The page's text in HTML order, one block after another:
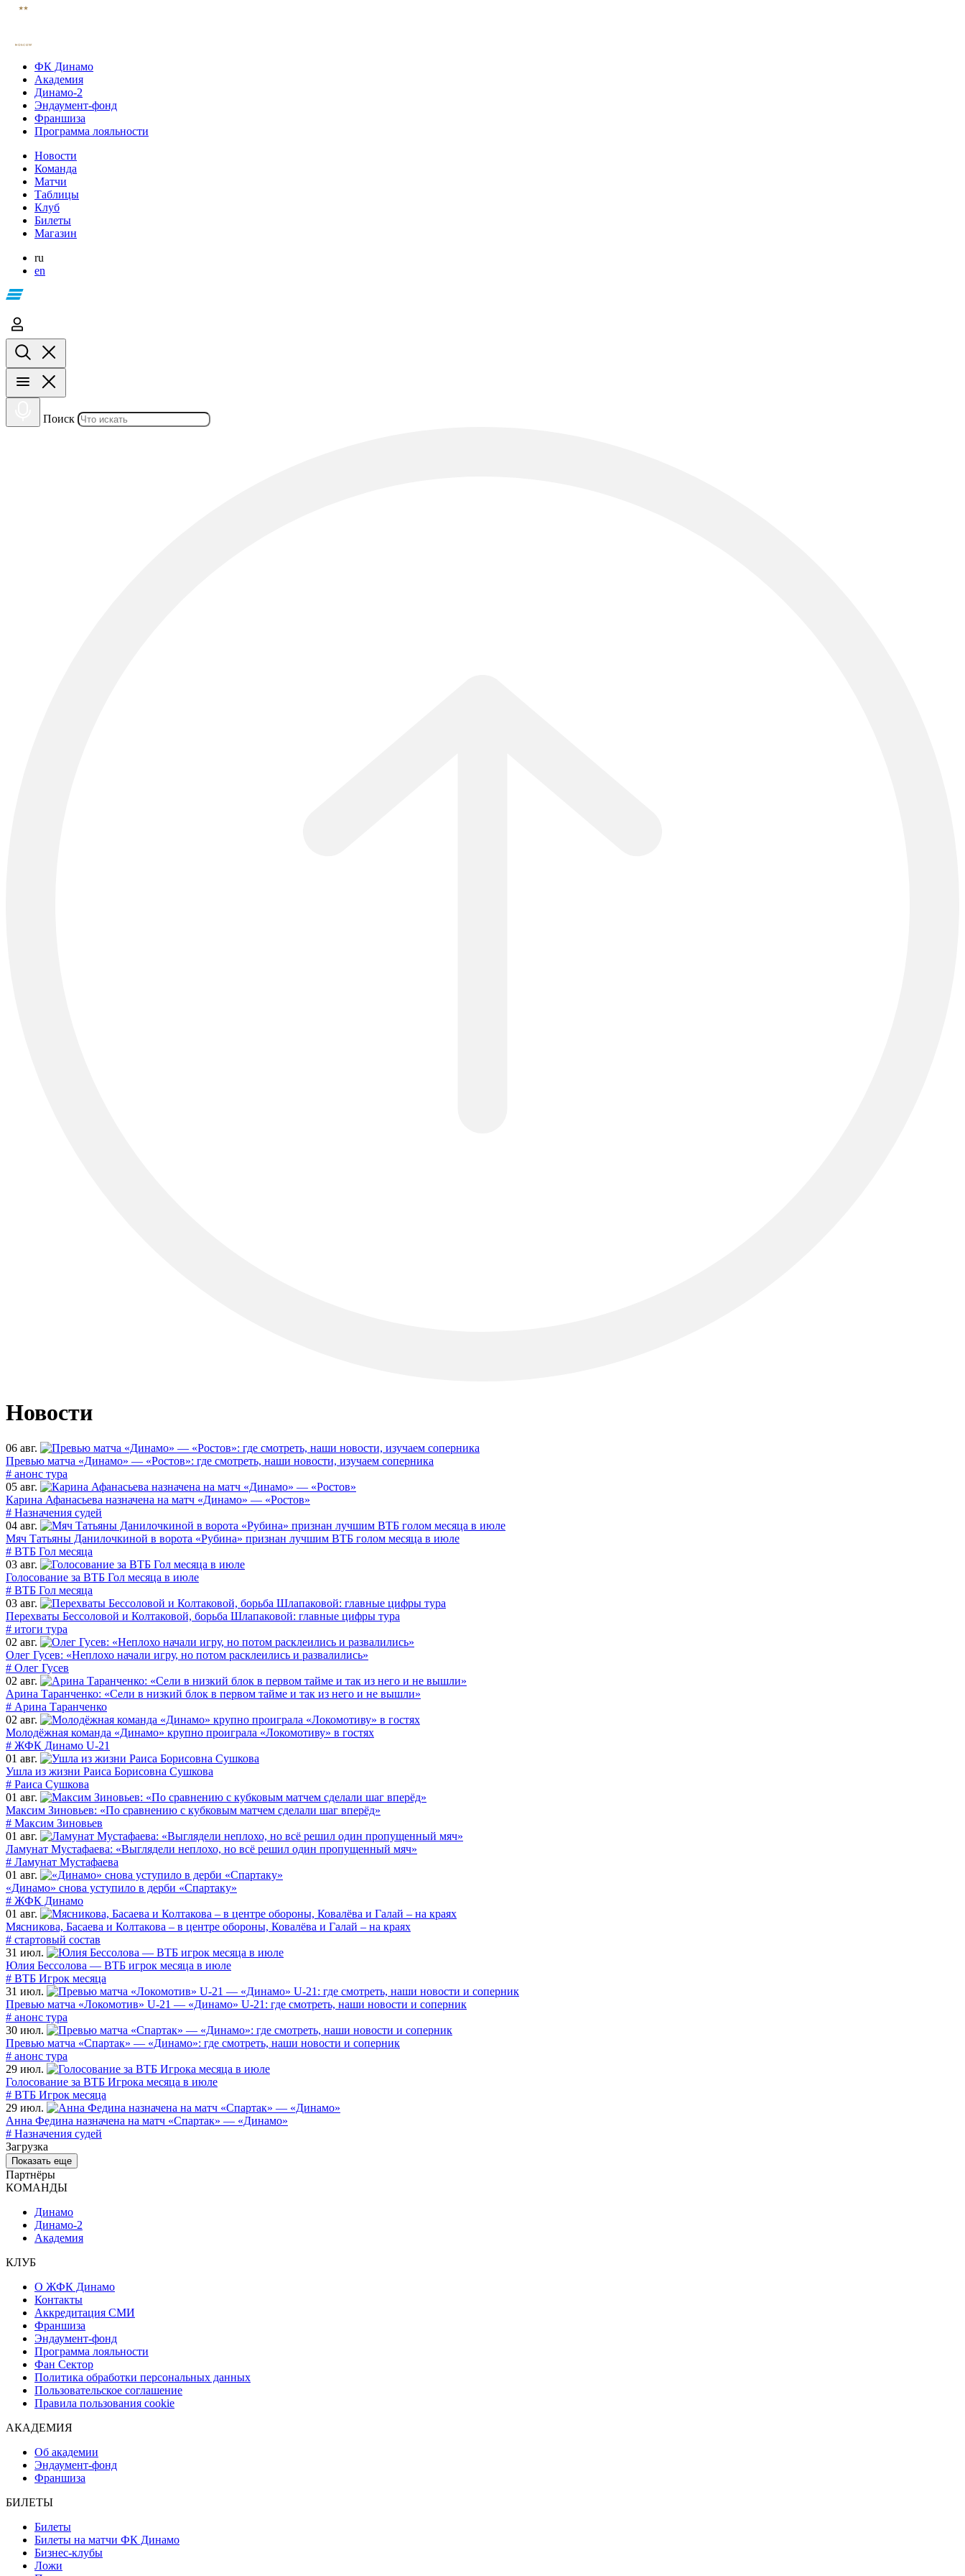
ФК Динамо
Академия
Динамо-2
Эндаумент-фонд
Франшиза
Программа лояльности
Новости
Команда
Матчи
Таблицы
Клуб
Билеты
Магазин
ru
en
Поиск
Новости
06 авг.
Превью матча «Динамо» — «Ростов»: где смотреть, наши новости, изучаем соперника
# анонс тура
05 авг.
Карина Афанасьева назначена на матч «Динамо» — «Ростов»
# Назначения судей
04 авг.
Мяч Татьяны Данилочкиной в ворота «Рубина» признан лучшим ВТБ голом месяца в июле
# ВТБ Гол месяца
03 авг.
Голосование за ВТБ Гол месяца в июле
# ВТБ Гол месяца
03 авг.
Перехваты Бессоловой и Колтаковой, борьба Шлапаковой: главные цифры тура
# итоги тура
02 авг.
Олег Гусев: «Неплохо начали игру, но потом расклеились и развалились»
# Олег Гусев
02 авг.
Арина Таранченко: «Сели в низкий блок в первом тайме и так из него и не вышли»
# Арина Таранченко
02 авг.
Молодёжная команда «Динамо» крупно проиграла «Локомотиву» в гостях
# ЖФК Динамо U-21
01 авг.
Ушла из жизни Раиса Борисовна Сушкова
# Раиса Сушкова
01 авг.
Максим Зиновьев: «По сравнению с кубковым матчем сделали шаг вперёд»
# Максим Зиновьев
01 авг.
Ламунат Мустафаева: «Выглядели неплохо, но всё решил один пропущенный мяч»
# Ламунат Мустафаева
01 авг.
«Динамо» снова уступило в дерби «Спартаку»
# ЖФК Динамо
01 авг.
Мясникова, Басаева и Колтакова – в центре обороны, Ковалёва и Галай – на краях
# стартовый состав
31 июл.
Юлия Бессолова — ВТБ игрок месяца в июле
# ВТБ Игрок месяца
31 июл.
Превью матча «Локомотив» U-21 — «Динамо» U-21: где смотреть, наши новости и соперник
# анонс тура
30 июл.
Превью матча «Спартак» — «Динамо»: где смотреть, наши новости и соперник
# анонс тура
29 июл.
Голосование за ВТБ Игрока месяца в июле
# ВТБ Игрок месяца
29 июл.
Анна Федина назначена на матч «Спартак» — «Динамо»
# Назначения судей
Загрузка
Показать еще
Партнёры
КОМАНДЫ
Динамо
Динамо-2
Академия
КЛУБ
О ЖФК Динамо
Контакты
Аккредитация СМИ
Франшиза
Эндаумент-фонд
Программа лояльности
Фан Сектор
Политика обработки персональных данных
Пользовательское соглашение
Правила пользования cookie
АКАДЕМИЯ
Об академии
Эндаумент-фонд
Франшиза
БИЛЕТЫ
Билеты
Билеты на матчи ФК Динамо
Бизнес-клубы
Ложи